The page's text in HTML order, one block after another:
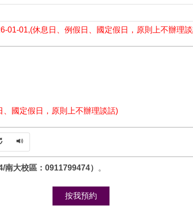
01-01,(休息日、例假日、國定假日，原則上不辦理
、國定假日，原則上不辦理談話)
南大校區：0911799474） 。
按我預約